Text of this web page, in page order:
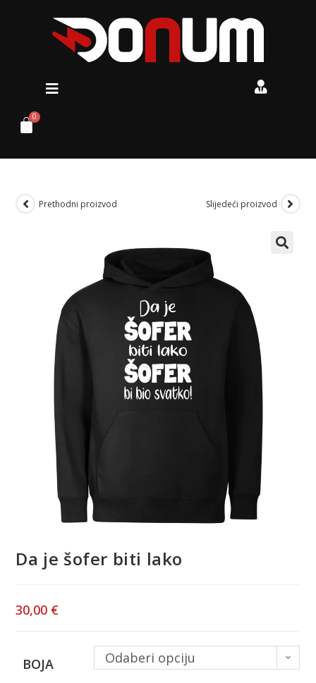
Prethodni proizvod Slijedeći proizvod
Da je šofer biti lako
30,00 €
BOJA Odaberi opciju